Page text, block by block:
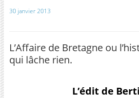
30 janvier 2013
L’Affaire de Bretagne ou
qui lâche rien.
L’édit de